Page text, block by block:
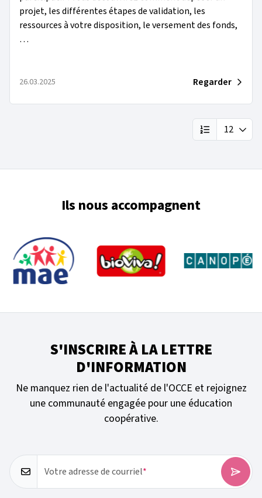
projet, les différentes étapes de validation, les
ressources à votre disposition, le versement des fonds,
…
26.03.2025 Regarder
12
Les plus
pratique
novembre
Voir plus
Ils nous accompagnent
S'INSCRIRE À LA LETTRE
D'INFORMATION
Ne manquez rien de l'actualité de l'OCCE et rejoignez
une communauté engagée pour une éducation
coopérative.
Votre adresse de courriel